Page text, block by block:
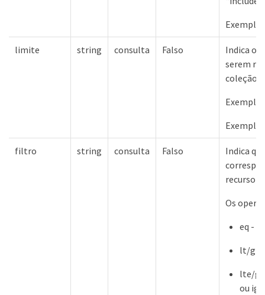
limite string consulta Falso
Indica o
serem
coleção.
filtro string consulta Falso
Indica
recurso
Os
eq -
lt/gt -
lte/
ou